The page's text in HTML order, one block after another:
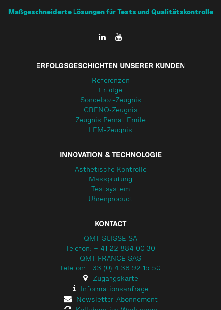
Maßgeschneiderte Lösungen für Tests und Qualitätskontrolle
ERFOLGSGESCHICHTEN UNSERER KUNDEN
Referenzen
Erfolge
Sonceboz-Zeugnis
CRENO-Zeugnis
Zeugnis Pernat Emile
LEM-Zeugnis
INNOVATION & TECHNOLOGIE
Ästhetische Kontrolle
Massprüfung
Testsystem
Uhrenproduct
KONTACT
QMT SUISSE SA
Telefon: + 41 22 884 00 30
QMT FRANCE SAS
Telefon: +33 (0) 4 38 92 15 50
Zugangskarte
Informationsanfrage
Newsletter-Abonnement